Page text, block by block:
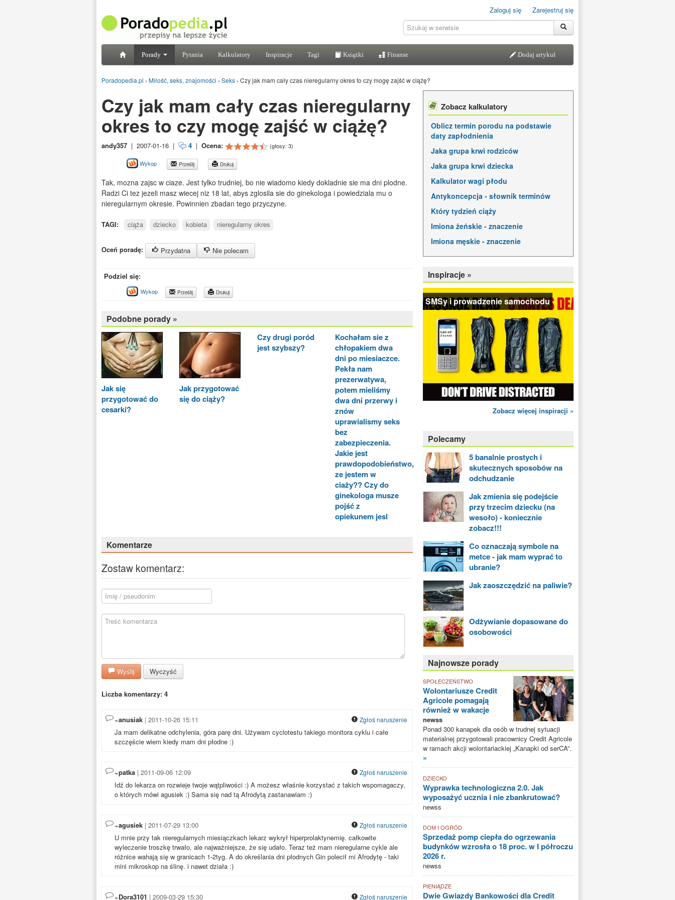
Zaloguj się Zarejestruj się
Porady Pytania Kalkulatory Inspiracje Tagi Książki Finanse Dodaj artykuł
Poradopedia.pl › Miłość, seks, znajomości › Seks › Czy jak mam cały czas nieregularny okres to czy mogę zajść w ciążę?
Czy jak mam cały czas nieregularny
okres to czy mogę zajść w ciążę?
andy357 | 2007-01-16 | 4 | Ocena: (głosy: 3)
Wykop Prześlij Drukuj
Tak, mozna zajsc w ciaze. Jest tylko trudniej, bo nie wiadomo kiedy dokladnie sie ma dni plodne.
Radzi Ci tez jezeli masz wiecej niz 18 lat, abys zglosila sie do ginekologa i powiedziala mu o
nieregularnym okresie. Powinnien zbadan tego przyczyne.
TAGI: ciąża dziecko kobieta nieregularny okres
Oceń poradę: Przydatna Nie polecam
Podziel się:
Wykop Prześlij Drukuj
Podobne porady »
Jak się
przygotować do
cesarki?
Jak przygotować
się do ciąży?
Czy drugi poród
jest szybszy?
Kochałam sie z
chłopakiem dwa
dni po miesiaczce.
Pekła nam
prezerwatywa,
potem mieliśmy
dwa dni przerwy i
znów
uprawialismy seks
bez
zabezpieczenia.
Jakie jest
prawdopodobieństwo,
ze jestem w
ciaży?? Czy do
ginekologa musze
pojść z
opiekunem jesl
Komentarze
Zostaw komentarz:
Wyślij Wyczyść
Liczba komentarzy: 4
~anusiak | 2011-10-26 15:11 Zgłoś naruszenie
Ja mam delikatne odchylenia, góra parę dni. Używam cyclotestu takiego monitora cyklu i całe
szczęście wiem kiedy mam dni płodne :)
~patka | 2011-09-06 12:09 Zgłoś naruszenie
Idź do lekarza on rozwieje twoje wątpliwości :) A możesz właśnie korzystać z takich wspomagaczy,
o których mówi agusiek :) Sama się nad tą Afrodytą zastanawiam :)
~agusiek | 2011-07-29 13:00 Zgłoś naruszenie
U mnie przy tak nieregularnych miesiączkach lekarz wykrył hiperprolaktynemię. całkowite
wyleczenie troszkę trwało, ale najważniejsze, że się udało. Teraz też mam nieregularne cykle ale
różnice wahają się w granicach 1-2tyg. A do określania dni płodnych Gin polecił mi Afrodytę - taki
mini mikroskop na ślinę. i nawet działa :)
~Dora3101 | 2009-03-29 15:30 Zgłoś naruszenie
Zobacz kalkulatory
Oblicz termin porodu na podstawie
daty zapłodnienia
Jaka grupa krwi rodziców
Jaka grupa krwi dziecka
Kalkulator wagi płodu
Antykoncepcja - słownik terminów
Który tydzień ciąży
Imiona żeńskie - znaczenie
Imiona męskie - znaczenie
Inspiracje »
SMSy i prowadzenie samochodu
Zobacz więcej inspiracji »
Polecamy
5 banalnie prostych i
skutecznych sposobów na
odchudzanie
Jak zmienia się podejście
przy trzecim dziecku (na
wesoło) - koniecznie
zobacz!!!
Co oznaczają symbole na
metce - jak mam wyprać to
ubranie?
Jak zaoszczędzić na paliwie?
Odżywianie dopasowane do
osobowości
Najnowsze porady
SPOŁECZEŃSTWO
Wolontariusze Credit
Agricole pomagają
również w wakacje
newss
Ponad 300 kanapek dla osób w trudnej sytuacji
materialnej przygotowali pracownicy Credit Agricole
w ramach akcji wolontariackiej „Kanapki od serCA”.
»
DZIECKO
Wyprawka technologiczna 2.0. Jak
wyposażyć ucznia i nie zbankrutować?
newss
DOM I OGRÓD
Sprzedaż pomp ciepła do ogrzewania
budynków wzrosła o 18 proc. w I półroczu
2026 r.
newss
PIENIĄDZE
Dwie Gwiazdy Bankowości dla Credit